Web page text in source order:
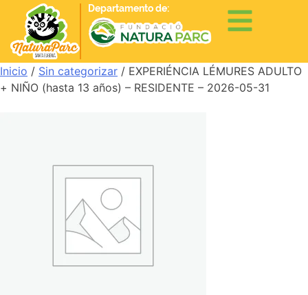
Departamento de:
Inicio / Sin categorizar / EXPERIÉNCIA LÉMURES ADULTO
+ NIÑO (hasta 13 años) – RESIDENTE – 2026-05-31